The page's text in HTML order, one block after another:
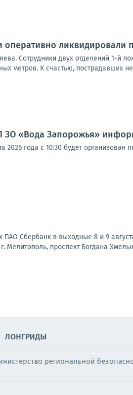
оперативно ликвидировали
Сотрудники двух отделений 1-й
метров. К счастью, пострадавших
ЗО «Вода Запорожья»
2026 года с 10:30 будет
Сбербанк в выходные 8 и 9
Мелитополь, проспект Богдана
ЛОНГРИДЫ
региональной